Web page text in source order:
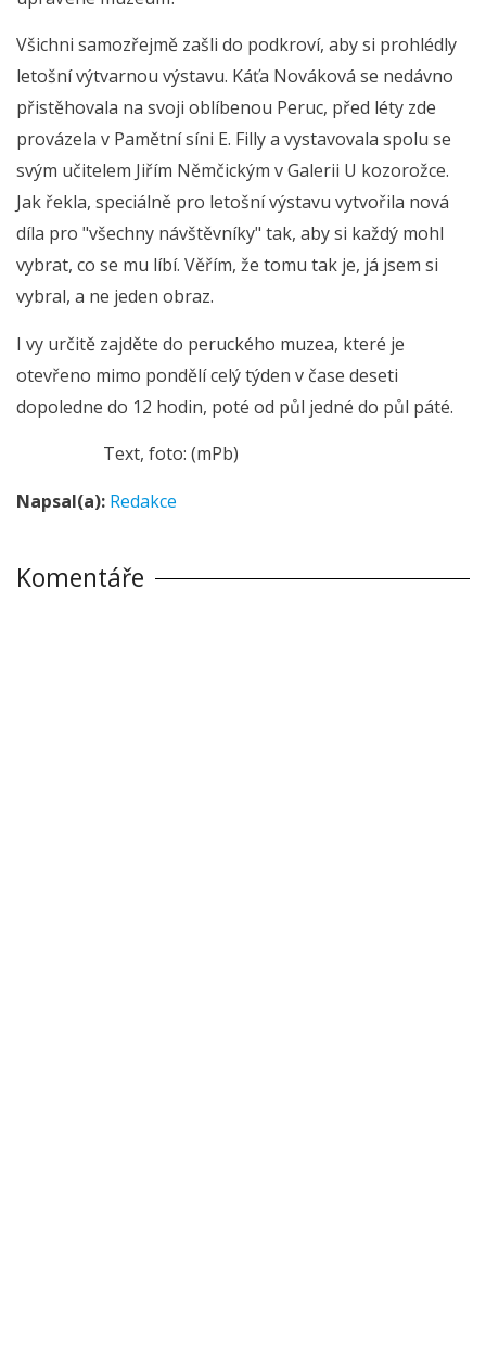
Všichni samozřejmě zašli do podkroví, aby si prohlédly
letošní výtvarnou výstavu. Káťa Nováková se nedávno
přistěhovala na svoji oblíbenou Peruc, před léty zde
provázela v Pamětní síni E. Filly a vystavovala spolu se
svým učitelem Jiřím Němčickým v Galerii U kozorožce.
Jak řekla, speciálně pro letošní výstavu vytvořila nová
díla pro "všechny návštěvníky" tak, aby si každý mohl
vybrat, co se mu líbí. Věřím, že tomu tak je, já jsem si
vybral, a ne jeden obraz.
I vy určitě zajděte do peruckého muzea, které je
otevřeno mimo pondělí celý týden v čase deseti
dopoledne do 12 hodin, poté od půl jedné do půl páté.
Text, foto: (mPb)
Napsal(a): Redakce
Komentáře